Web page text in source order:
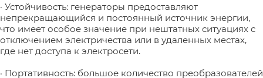
· Устойчивость: генераторы предоставляют
непрекращающийся и постоянный источник энергии,
что имеет особое значение при нештатных ситуациях с
отключением электричества или в удаленных местах,
где нет доступа к электросети.
· Портативность: большое количество преобразователей